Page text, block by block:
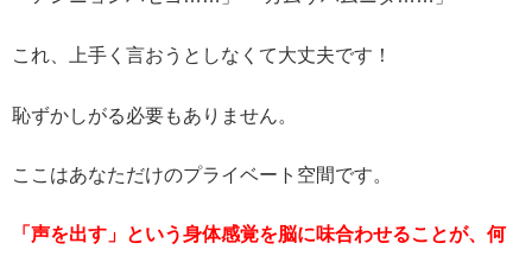
これ、上手く言おうとしなくて大丈夫です！
恥ずかしがる必要もありません。
ここはあなただけのプライベート空間です。
「声を出す」という身体感覚を脳に味合わせることが、何